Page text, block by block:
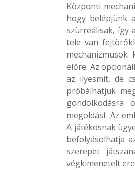
Központi
hogy belépjünk
szürreálisak, így
tele van
mechanizmusok
előre. Az
az ilyesmit, de
próbálhatjuk
gondolkodásra
megoldást. Az
A játékosnak
befolyásolhatja
szerepet
végkimenetelt